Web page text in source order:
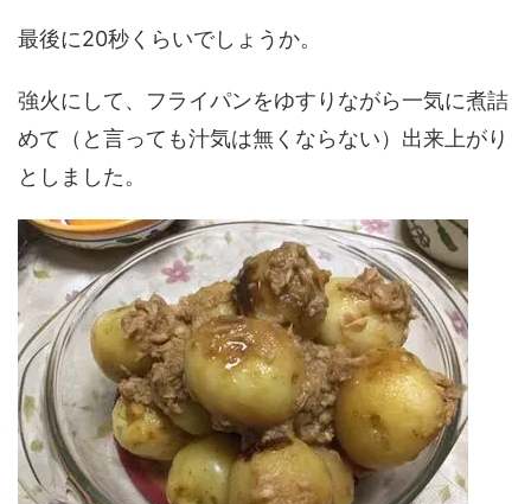
最後に20秒くらいでしょうか。
強火にして、フライパンをゆすりながら一気に煮詰
めて（と言っても汁気は無くならない）出来上がり
としました。